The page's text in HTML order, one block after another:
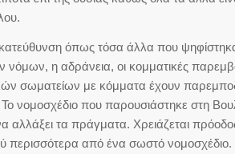
όπως τόσα άλλα που
η αδράνεια, οι κομματικές
σωματείων με κόμματα έχουν
νομοσχέδιο που παρουσιάστηκε στη
τα πράγματα. Χρειάζεται
περισσότερα από ένα σωστό